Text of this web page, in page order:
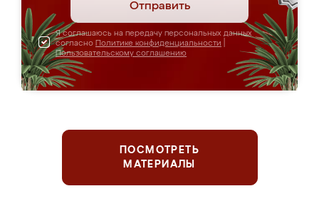
Отправить
Я соглашаюсь на передачу персональных данных
согласно Политике конфиденциальности
Пользовательскому соглашению
ПОСМОТРЕТЬ
МАТЕРИАЛЫ